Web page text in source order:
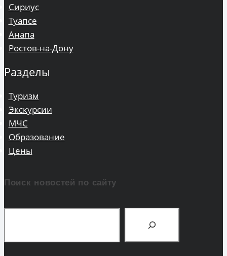
Сириус
Туапсе
Анапа
Ростов-на-Дону
Разделы
Туризм
Экскурсии
МЧС
Образование
Цены
Поиск новостей по сайту